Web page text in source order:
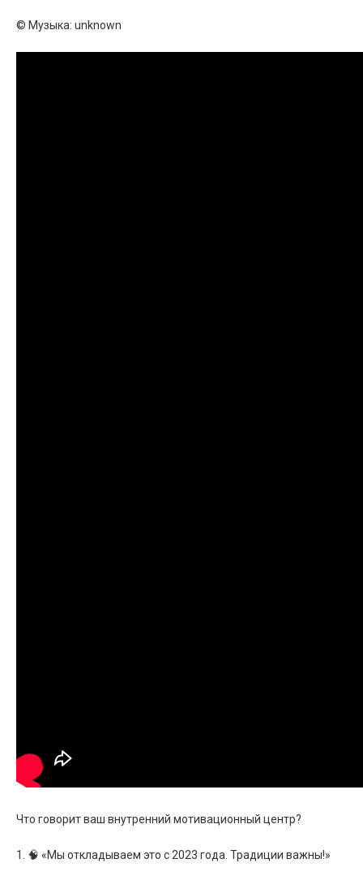
© Музыка: unknown
Что говорит ваш внутренний мотивационный центр?
1. 🧠 «Мы откладываем это с 2023 года. Традиции важны!»